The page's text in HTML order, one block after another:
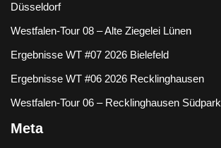
Düsseldorf
Westfalen-Tour 08 – Alte Ziegelei Lünen
Ergebnisse WT #07 2026 Bielefeld
Ergebnisse WT #06 2026 Recklinghausen
Westfalen-Tour 06 – Recklinghausen Südpark
Meta